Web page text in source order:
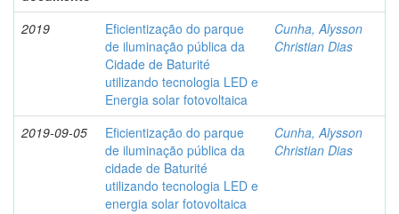
2019
Eficientização do parque
de iluminação pública da
Cidade de Baturité
utilizando tecnologia LED e
Energia solar fotovoltaica
Cunha, Alysson
Christian Dias
2019-09-05
Eficientização do parque
de iluminação pública da
cidade de Baturité
utilizando tecnologia LED e
energia solar fotovoltaica
Cunha, Alysson
Christian Dias